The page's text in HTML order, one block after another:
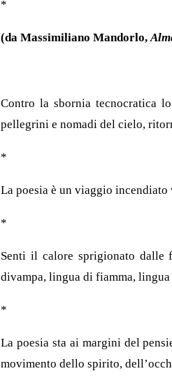
*
(da Massimiliano Mandorlo,
Contro la sbornia tecnocratica
pellegrini e nomadi del cielo,
*
La poesia è un viaggio incendiato
*
Senti il calore sprigionato
divampa, lingua di fiamma, lingua
*
La poesia sta ai margini del
movimento dello spirito,